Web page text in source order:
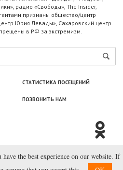
радио «Свобода», The Insider,
признаны общество/центр
Юрия Левады», Сахаровский центр.
в РФ за экстремизм.
СТАТИСТИКА ПОСЕЩЕНИЙ
ПОЗВОНИТЬ НАМ
Новоcтей», 2003—2026.
have the best experience on our website. If